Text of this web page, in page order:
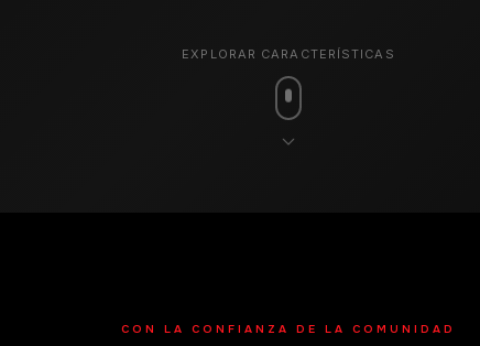
EXPLORAR CARACTERÍSTICAS
CON LA CONFIANZA DE LA COMUNIDAD